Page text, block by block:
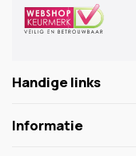
Handige links
Informatie